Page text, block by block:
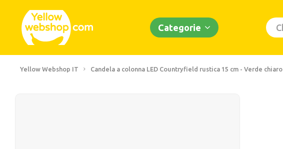
Categorie
Yellow Webshop IT Candela a colonna LED Countryfield rustica 15 cm - Verde chiaro